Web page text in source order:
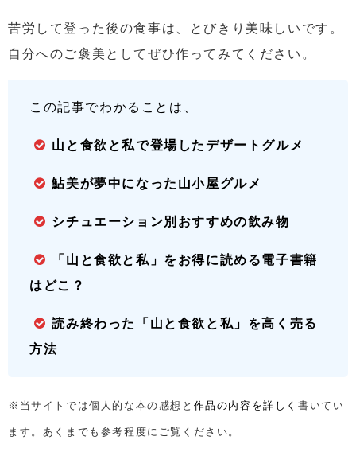
苦労して登った後の食事は、とびきり美味しいです。
自分へのご褒美としてぜひ作ってみてください。
この記事でわかることは、
山と食欲と私で登場したデザートグルメ
鮎美が夢中になった山小屋グルメ
シチュエーション別おすすめの飲み物
「山と食欲と私」をお得に読める電子書籍
はどこ？
読み終わった「山と食欲と私」を高く売る
方法
※当サイトでは個人的な本の感想と 作品の内容を詳しく書いてい
ます。あくまでも参考程度にご覧ください。